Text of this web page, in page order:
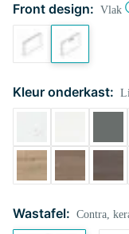
Front design: Vlak
Kleur onderkast:
Wastafel: Contra,